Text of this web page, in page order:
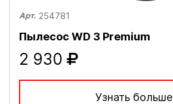
Арт. 254781
Пылесос WD 3 Рremium
2 930
Узнать больше